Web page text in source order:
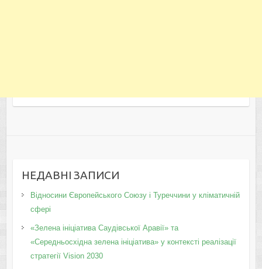
НЕДАВНІ ЗАПИСИ
Відносини Європейського Союзу і Туреччини у кліматичній
сфері
«Зелена ініціатива Саудівської Аравії» та
«Середньосхідна зелена ініціатива» у контексті реалізації
стратегії Vision 2030